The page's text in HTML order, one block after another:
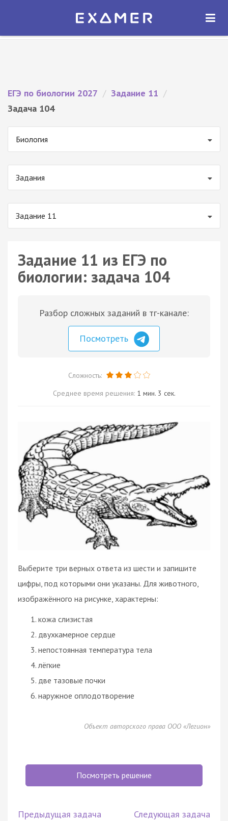
Экзамер — ЕГЭ 2027
ОТКРЫТЬ
ЕГЭ по биологии 2027 / Задание 11 /
Задача 104
Биология
Задания
Задание 11
Задание 11 из ЕГЭ по
биологии: задача 104
Разбор сложных заданий в тг-канале:
Посмотреть
Сложность:
Среднее время решения: 1 мин. 3 сек.
Выберите три верных ответа из шести и запишите
цифры, под которыми они указаны. Для животного,
изображённого на рисунке, характерны:
кожа слизистая
двухкамерное сердце
непостоянная температура тела
лёгкие
две тазовые почки
наружное оплодотворение
Объект авторского права ООО «Легион»
Посмотреть решение
Предыдущая задача Следующая задача